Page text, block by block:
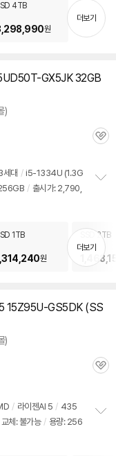
기
4TB
원
더보기
GX5JK 32GB
)
관
대 / i5-1334U (1.3G
/ 출시가: 2,790,
치
기
1TB
원
SSD 2TB
더보기
15Z95U-GS5DK (SS
)
관
/ 라이젠AI 5 / 435
교체: 불가능 / 용량: 256